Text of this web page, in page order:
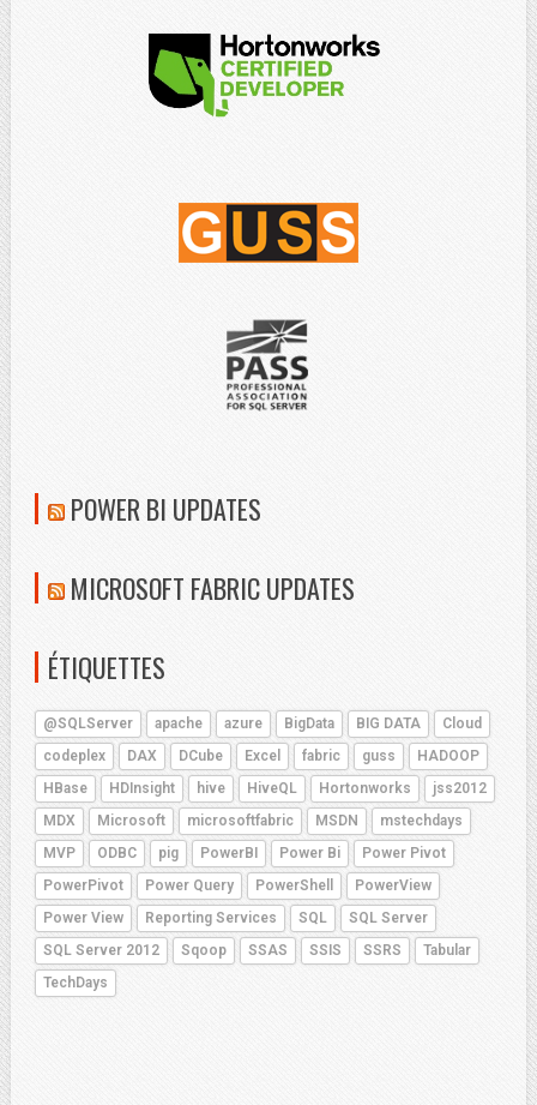
POWER BI UPDATES
MICROSOFT FABRIC UPDATES
ÉTIQUETTES
@SQLServer apache azure BigData BIG DATA
Cloud
codeplex
DAX DCube Excel fabric guss
HADOOP
HBase
HDInsight hive HiveQL Hortonworks
jss2012
MDX
Microsoft microsoftfabric MSDN
mstechdays
MVP
ODBC pig PowerBI Power Bi
Power Pivot
PowerPivot
Power Query PowerShell
PowerView
Power View
Reporting Services SQL
SQL Server
SQL Server 2012
Sqoop SSAS SSIS SSRS
Tabular
TechDays